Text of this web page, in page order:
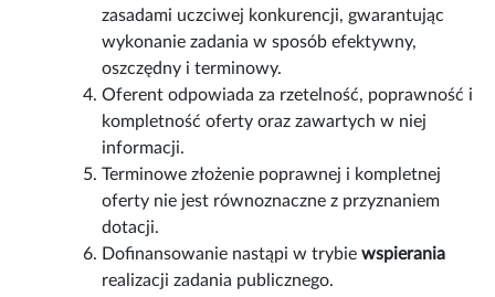
zasadami uczciwej konkurencji, gwarantując
wykonanie zadania w sposób efektywny,
oszczędny i terminowy.
Oferent odpowiada za rzetelność, poprawność i
kompletność oferty oraz zawartych w niej
informacji.
Terminowe złożenie poprawnej i kompletnej
oferty nie jest równoznaczne z przyznaniem
dotacji.
Dofinansowanie nastąpi w trybiewspierania
realizacji zadania publicznego.